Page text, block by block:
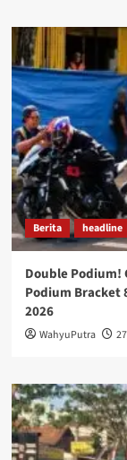
Berita headline
Double Podium!
Podium Bracket
2026
WahyuPutra